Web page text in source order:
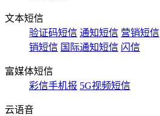
文本短信
验证码短信 通知短信 营销短信
销短信 国际通知短信 闪信
富媒体短信
彩信手机报 5G视频短信
云语音